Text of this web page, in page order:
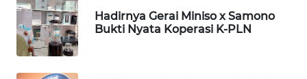
Hadirnya Gerai Miniso x Samono
Bukti Nyata Koperasi K-PLN
LPKKI
LKKI